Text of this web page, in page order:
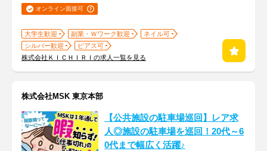
オンライン面接可
大学生歓迎 副業・Ｗワーク歓迎
ネイル可
シルバー歓迎
ピアス可
株式会社ＫＩＣＨＩＲＩの求人一覧を見る
株式会社MSK 東京本部
【公共施設の駐車場巡回】レア求
人◎施設の駐車場を巡回！20代～6
0代まで幅広く活躍♪